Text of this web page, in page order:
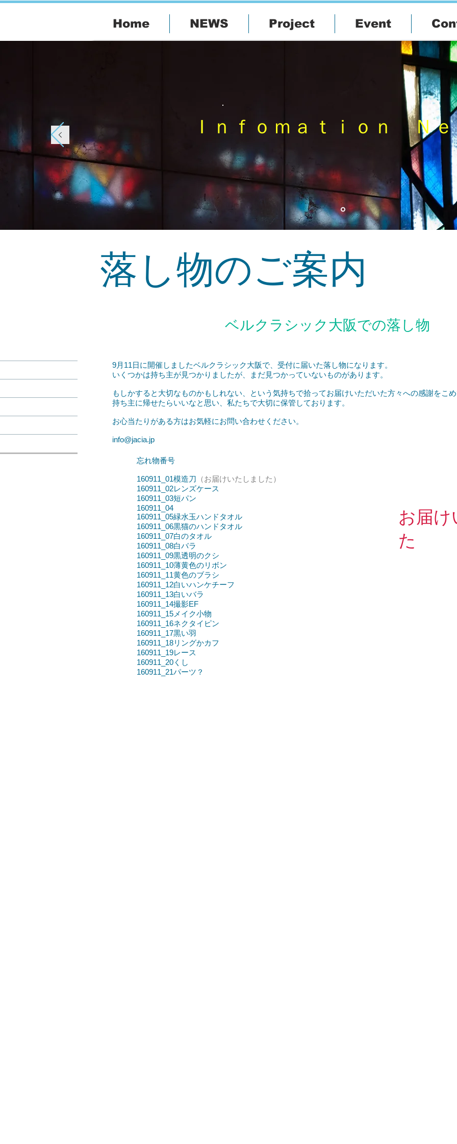
Home NEWS Project Event
Ｉｎｆｏｍａｔｉｏｎ Ｎ
落し物のご案内
​ベルクラシック大阪での落し物
9月11日に開催しましたベルクラシック大阪で、受付に届いた落し物になります。
​いくつかは持ち主が見つかりましたが、まだ見つかっていないものがあります。
もしかすると大切なものかもしれない、という気持ちで拾ってお届けいただいた方々への感謝をこ
持ち主に帰せたらいいなと思い、私たちで大切に保管しております。
お心当たりがある方はお気軽にお問い合わせください。
info@jacia.jp
忘れ物番号
160911_01模造刀 （お届けいたしました）
160911_02レンズケース
160911_03短パン
160911_04
160911_05緑水玉ハンドタオル
160911_06黒猫のハンドタオル
160911_07白のタオル
160911_08白バラ
160911_09黒透明のクシ
160911_10薄黄色のリボン
160911_11黄色のブラシ
160911_12白いハンケチーフ
160911_13白いバラ
160911_14撮影EF
160911_15メイク小物
160911_16ネクタイピン
160911_17黒い羽
160911_18リングかカフ
160911_19レース
160911_20くし
160911_21パーツ？
お届
た